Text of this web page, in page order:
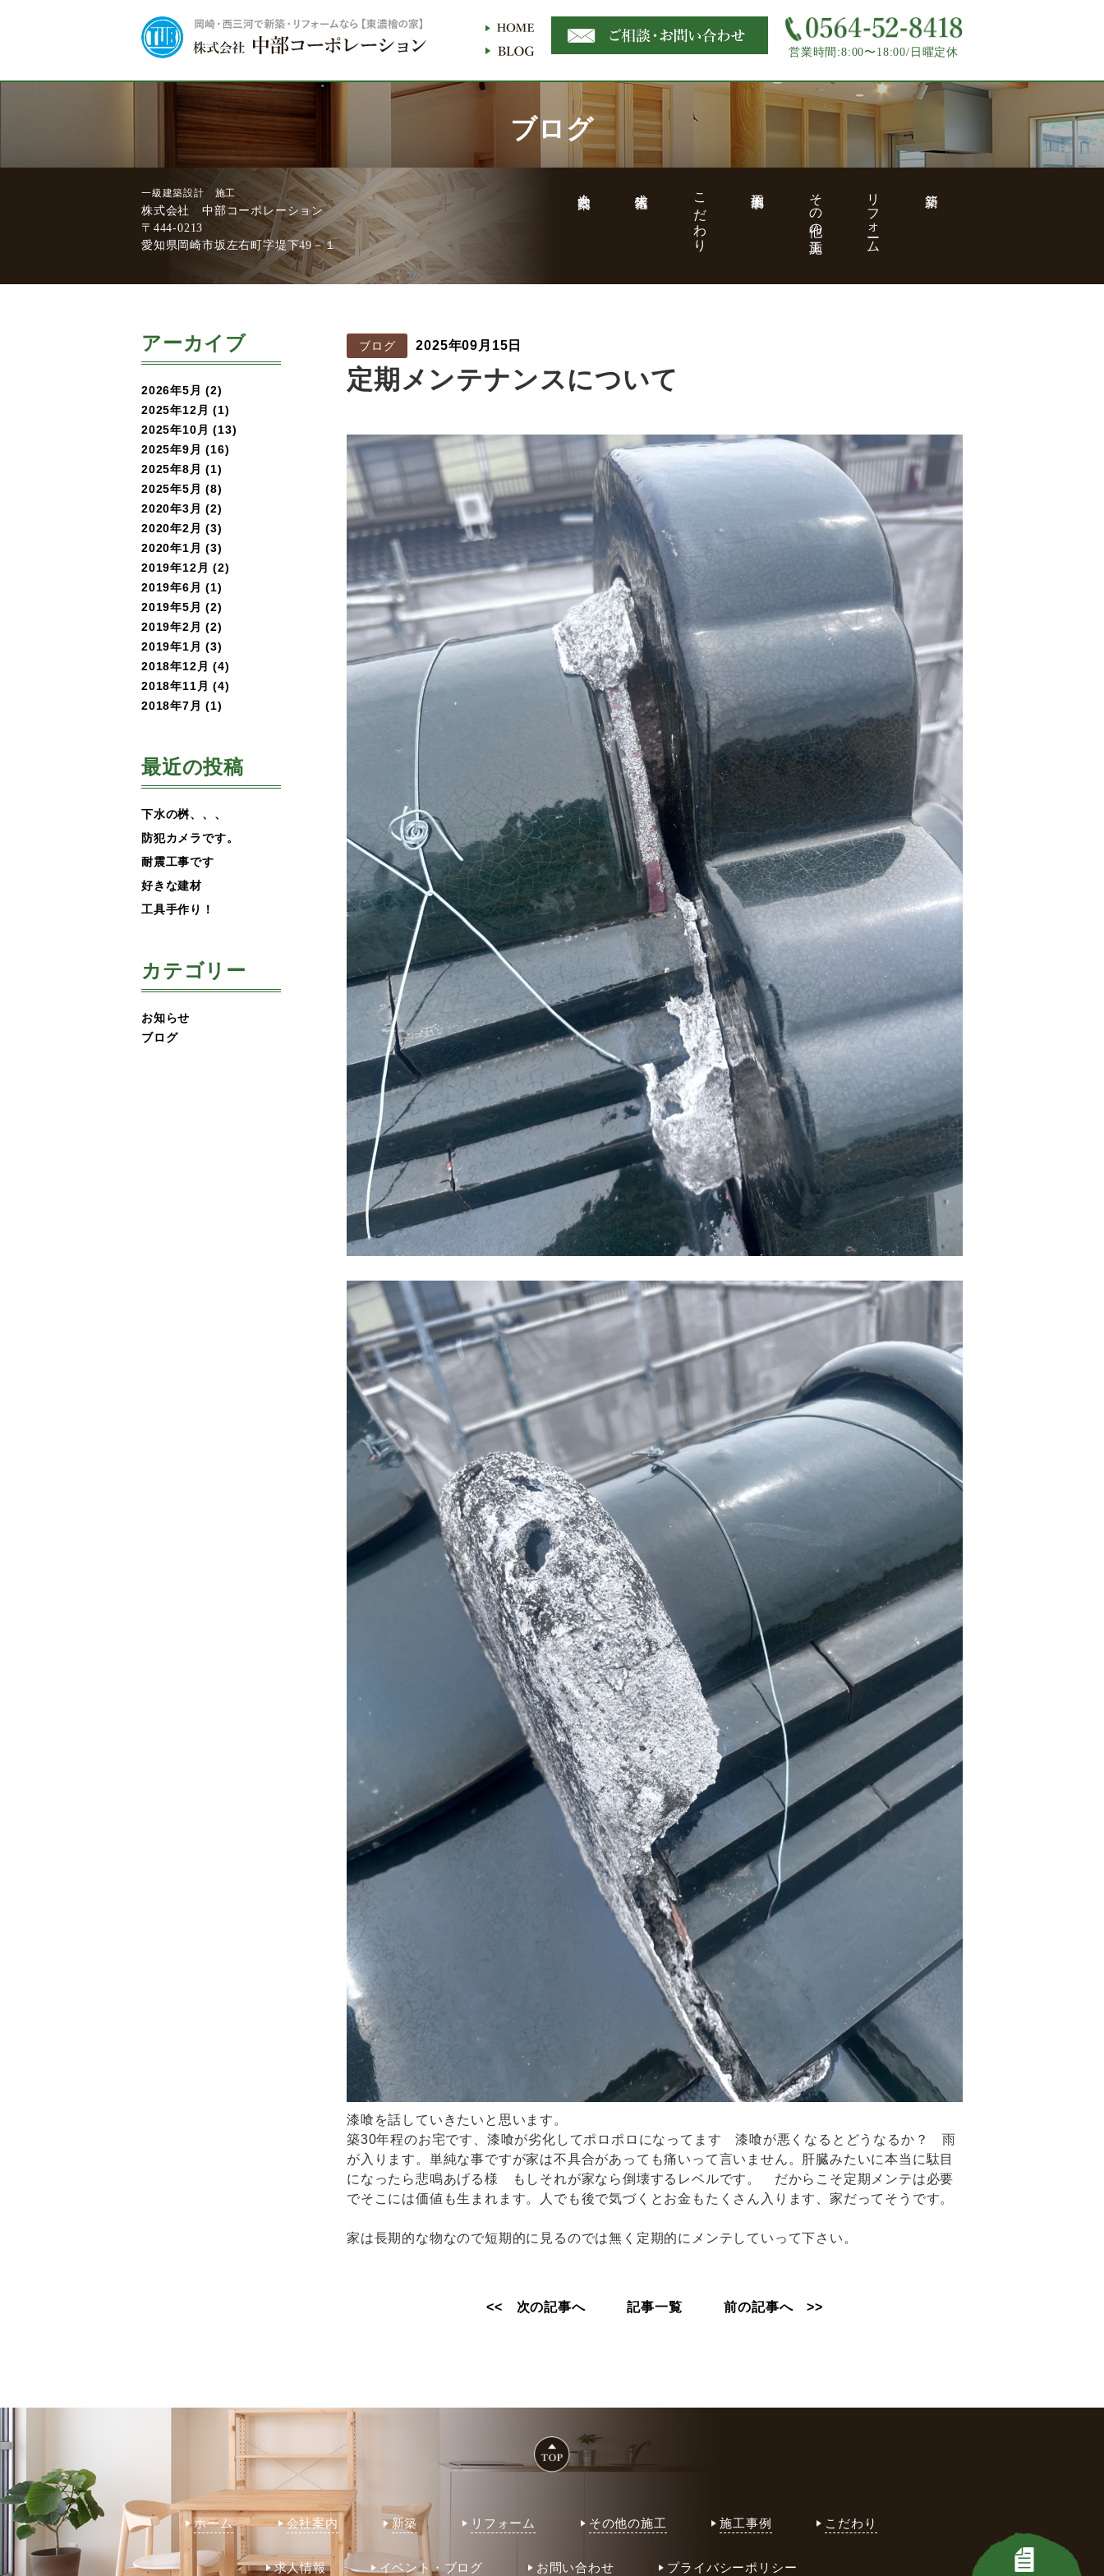
営業時間:8:00〜18:00/日曜定休
ブログ
こだわり その他の施工 リフォーム
一級建築設計 施工
株式会社 中部コーポレーション
〒444-0213
愛知県岡崎市坂左右町字堤下49－１
ブログ 2025年09月15日
定期メンテナンスについて
漆喰を話していきたいと思います。
築30年程のお宅です、漆喰が劣化してポロポロになってます 漆喰が悪くなるとどうなるか？ 雨
が入ります。単純な事ですが家は不具合があっても痛いって言いません。肝臓みたいに本当に駄目
になったら悲鳴あげる様 もしそれが家なら倒壊するレベルです。 だからこそ定期メンテは必要
でそこには価値も生まれます。人でも後で気づくとお金もたくさん入ります、家だってそうです。
家は長期的な物なので短期的に見るのでは無く定期的にメンテしていって下さい。
<< 次の記事へ 記事一覧 前の記事へ >>
アーカイブ
2026年5月 (2)
2025年12月 (1)
2025年10月 (13)
2025年9月 (16)
2025年8月 (1)
2025年5月 (8)
2020年3月 (2)
2020年2月 (3)
2020年1月 (3)
2019年12月 (2)
2019年6月 (1)
2019年5月 (2)
2019年2月 (2)
2019年1月 (3)
2018年12月 (4)
2018年11月 (4)
2018年7月 (1)
最近の投稿
下水の桝、、、
防犯カメラです。
耐震工事です
好きな建材
工具手作り！
カテゴリー
お知らせ
ブログ
ホーム 会社案内 新築 リフォーム その他の施工 施工事例 こだわり
求人情報 イベント・ブログ お問い合わせ プライバシーポリシー